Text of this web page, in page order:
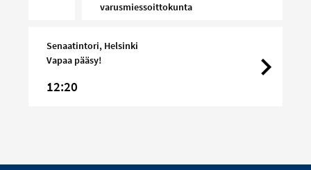
varusmiessoittokunta
Senaatintori, Helsinki
Vapaa pääsy!
12:20